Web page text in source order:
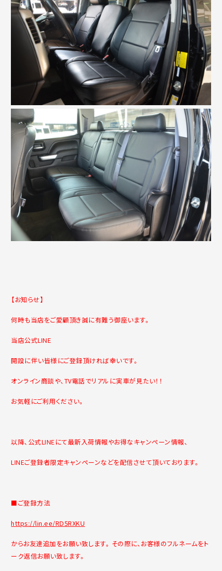
【お知らせ】
何時も当店をご愛顧頂き誠に有難う御座います。
当店公式LINE
開設に伴い皆様にご登録頂ければ幸いです。
オンライン商談や、TV電話でリアルに実車が見たい！！
お気軽にご利用ください。
以降、公式LINEにて最新入荷情報やお得なキャンペーン情報、
LINEご登録者限定キャンペーンなどを配信させて頂いております。
■ご登録方法
https://lin.ee/RD5RXKU
からお友達追加をお願い致します。 その際に、お客様のフルネームをト
ーク返信お願い致します。